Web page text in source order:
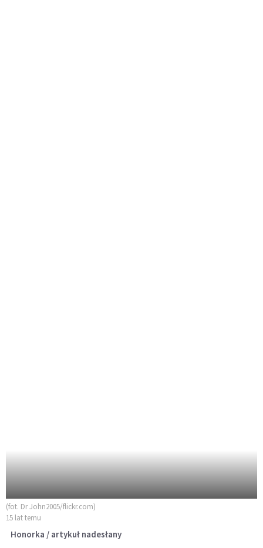
(fot. Dr John2005/flickr.com)
15 lat temu
Honorka / artykuł nadesłany